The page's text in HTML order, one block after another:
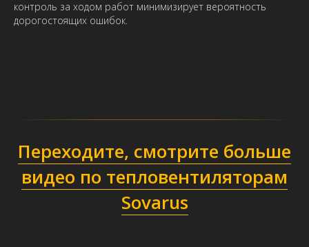
контроль за ходом работ минимизирует вероятность
дорогостоящих ошибок.
Переходите, смотрите больше
видео по тепловентиляторам
Sovarus